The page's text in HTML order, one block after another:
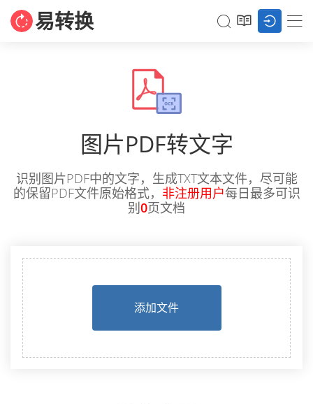
易转换
图片PDF转文字
识别图片PDF中的文字，生成TXT文本文件，尽可能
的保留PDF文件原始格式， 非注册用户每日最多可识
别0页文档
添加文件